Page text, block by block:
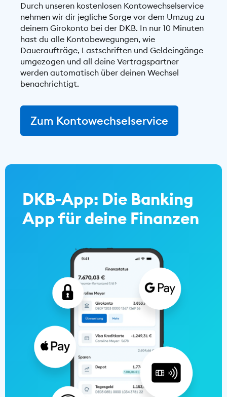
Durch unseren kostenlosen Kontowechselservice
nehmen wir dir jegliche Sorge vor dem Umzug zu
deinem Girokonto bei der DKB. In nur 10 Minuten
hast du alle Kontobewegungen, wie
Daueraufträge, Lastschriften und Geldeingänge
umgezogen und all deine Vertragspartner
werden automatisch über deinen Wechsel
benachrichtigt.
Zum Kontowechselservice
DKB-App: Die Banking
App für deine Finanzen